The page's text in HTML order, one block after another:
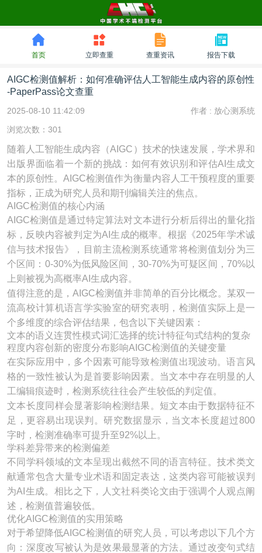
首页 立即查重 查重资讯 报告下载
AIGC检测值解析：如何准确评估人工智能生成内容的原创性
-PaperPass论文查重
2025-08-10 11:42:09 作者 : 放心测系统
浏览次数：301
随着人工智能生成内容（AIGC）技术的快速发展，学术界和
出版界面临着一个新的挑战：如何有效识别和评估AI生成文
本的原创性。AIGC检测值作为衡量内容人工干预程度的重要
指标，正成为研究人员和期刊编辑关注的焦点。
AIGC检测值的核心内涵
AIGC检测值是通过特定算法对文本进行分析后得出的量化指
标，反映内容被判定为AI生成的概率。根据《2025年学术诚
信与技术报告》，目前主流检测系统通常将检测值划分为三
个区间：0-30%为低风险区间，30-70%为可疑区间，70%以
上则被视为高概率AI生成内容。
值得注意的是，AIGC检测值并非简单的百分比概念。某双一
流高校计算机语言学实验室的研究表明，检测值实际上是一
个多维度的综合评估结果，包含以下关键因素：
文本的语义连贯性模式词汇选择的统计特征句式结构的复杂
程度内容创新的密度分布影响AIGC检测值的关键变量
在实际应用中，多个因素可能导致检测值出现波动。语言风
格的一致性被认为是首要影响因素。当文本中存在明显的人
工编辑痕迹时，检测系统往往会产生较低的判定值。
文本长度同样会显著影响检测结果。短文本由于数据特征不
足，更容易出现误判。研究数据显示，当文本长度超过800
字时，检测准确率可提升至92%以上。
学科差异带来的检测偏差
不同学科领域的文本呈现出截然不同的语言特征。技术类文
献通常包含大量专业术语和固定表达，这类内容可能被误判
为AI生成。相比之下，人文社科类论文由于强调个人观点阐
述，检测值普遍较低。
优化AIGC检测值的实用策略
对于希望降低AIGC检测值的研究人员，可以考虑以下几个方
向：深度改写被认为是效果最显著的方法。通过改变句式结